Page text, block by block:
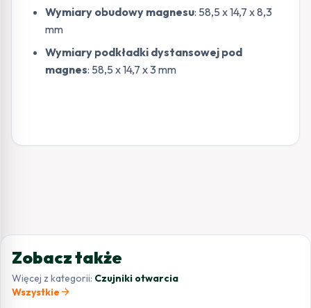
Wymiary obudowy magnesu: 58,5 x 14,7 x 8,3
mm
Wymiary podkładki dystansowej pod
magnes: 58,5 x 14,7 x 3 mm
Zobacz także
Więcej z kategorii: Czujniki otwarcia
Wszystkie arrow_forward